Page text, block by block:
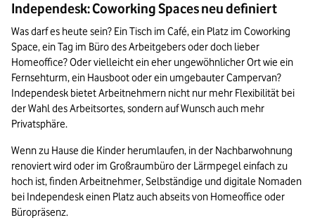
Independesk: Coworking Spaces neu definiert
Was darf es heute sein? Ein Tisch im Café, ein Platz im Coworking
Space, ein Tag im Büro des Arbeitgebers oder doch lieber
Homeoffice? Oder vielleicht ein eher ungewöhnlicher Ort wie ein
Fernsehturm, ein Hausboot oder ein umgebauter Campervan?
Independesk bietet Arbeitnehmern nicht nur mehr Flexibilität bei
der Wahl des Arbeitsortes, sondern auf Wunsch auch mehr
Privatsphäre.
Wenn zu Hause die Kinder herumlaufen, in der Nachbarwohnung
renoviert wird oder im Großraumbüro der Lärmpegel einfach zu
hoch ist, finden Arbeitnehmer, Selbständige und digitale Nomaden
bei Independesk einen Platz auch abseits von Homeoffice oder
Büropräsenz.